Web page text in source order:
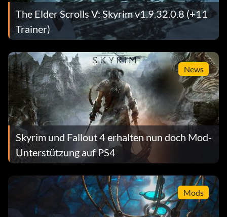
The Elder Scrolls V: Skyrim v1.9.32.0.8 (+11
Trainer)
News
Skyrim und Fallout 4 erhalten nun doch Mod-
Unterstützung auf PS4
Mods